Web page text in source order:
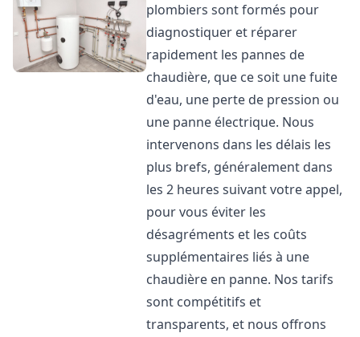
plombiers sont formés pour
diagnostiquer et réparer
rapidement les pannes de
chaudière, que ce soit une fuite
d'eau, une perte de pression ou
une panne électrique. Nous
intervenons dans les délais les
plus brefs, généralement dans
les 2 heures suivant votre appel,
pour vous éviter les
désagréments et les coûts
supplémentaires liés à une
chaudière en panne. Nos tarifs
sont compétitifs et
transparents, et nous offrons